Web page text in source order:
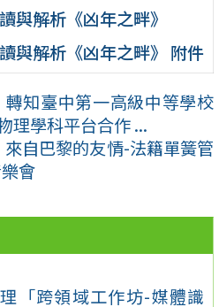
「跨領域工作坊-媒體識
與解析《凶年之畔》
與解析《凶年之畔》 附件
轉知臺中第一高級中等學校
理學科平台合作 ...
來自巴黎的友情-法籍單簧管
會